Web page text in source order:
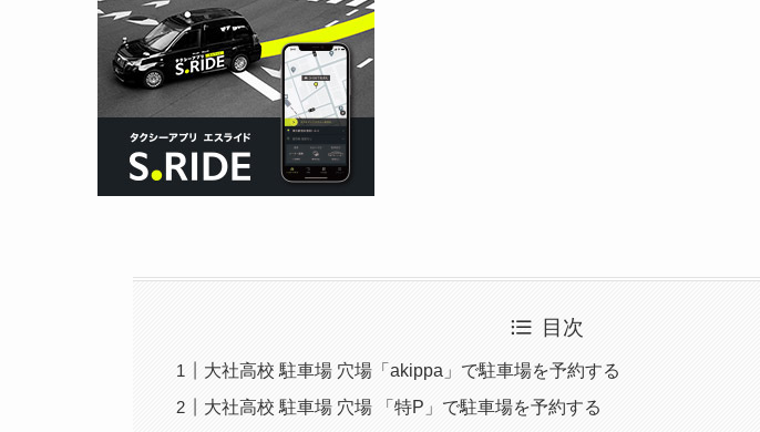
目次
大社高校 駐車場 穴場「akippa」で駐車場を予約する
大社高校 駐車場 穴場 「特P」で駐車場を予約する